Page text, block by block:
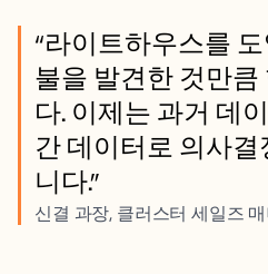
“라이트하우스를
불을 발견한 것만큼
다. 이제는 과거 데
간 데이터로 의사
니다.”
신결 과장, 클러스터 세일즈